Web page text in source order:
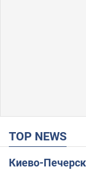
TOP NEWS
Киево-